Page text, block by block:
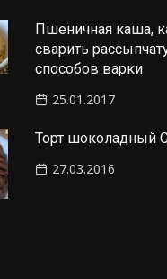
Пшеничная каша,
сварить
способов варки
25.01.2017
Торт шоколадный
27.03.2016